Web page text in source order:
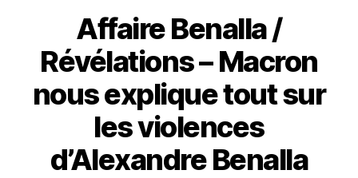
Affaire Benalla /
Révélations – Macron
nous explique tout sur
les violences
d’Alexandre Benalla